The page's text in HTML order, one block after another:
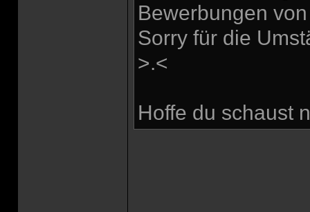
Bewerbungen
Sorry für die
>.<
Hoffe du schaust